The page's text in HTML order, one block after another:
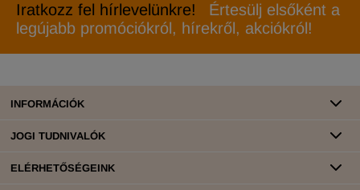
Iratkozz fel hírlevelünkre!
Értesülj elsőként a
legújabb promóciókról, hírekről, akciókról!
INFORMÁCIÓK
JOGI TUDNIVALÓK
ELÉRHETŐSÉGEINK